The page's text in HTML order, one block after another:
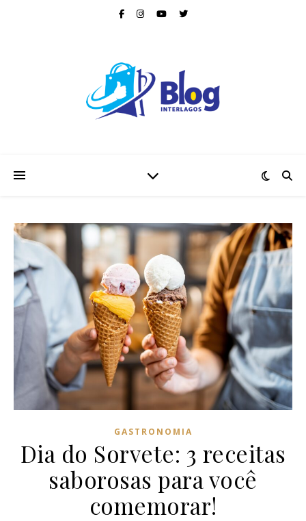
GASTRONOMIA
Dia do Sorvete: 3 receitas
saborosas para você
comemorar!